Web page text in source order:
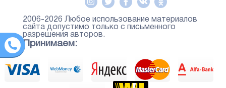
2006-2026 Любое использование материалов
сайта допустимо только с письменного
разрешения авторов.
Принимаем: